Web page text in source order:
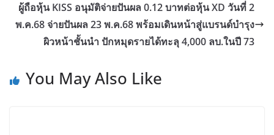
ผู้ถือหุ้น KISS อนุมัติจ่ายปันผล 0.12 บาทต่อหุ้น XD วันที่ 2
พ.ค.68 จ่ายปันผล 23 พ.ค.68 พร้อมเดินหน้าสู่แบรนด์บำรุง
ผิวหน้าชั้นนำ ปักหมุดรายได้ทะลุ 4,000 ลบ.ในปี 73
You May Also Like